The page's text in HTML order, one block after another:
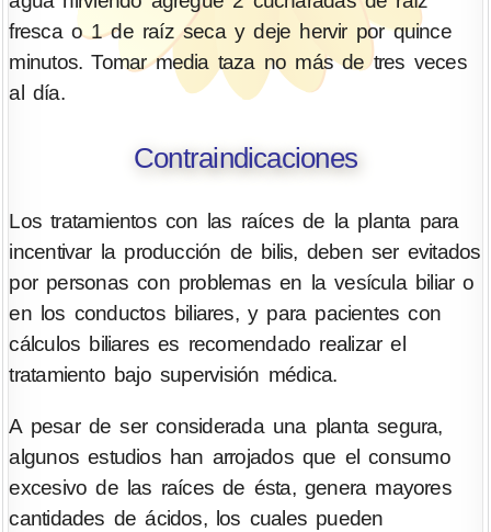
fresca o 1 de raíz seca y deje hervir por quince
minutos. Tomar media taza no más de tres veces
al día.
Contraindicaciones
Los tratamientos con las raíces de la planta para
incentivar la producción de bilis, deben ser evitados
por personas con problemas en la vesícula biliar o
en los conductos biliares, y para pacientes con
cálculos biliares es recomendado realizar el
tratamiento bajo supervisión médica.
A pesar de ser considerada una planta segura,
algunos estudios han arrojados que el consumo
excesivo de las raíces de ésta, genera mayores
cantidades de ácidos, los cuales pueden